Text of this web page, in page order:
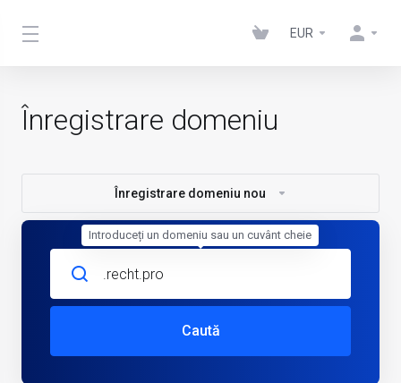
EUR
Înregistrare domeniu
Înregistrare domeniu nou
Caută
Introduceți un domeniu sau un cuvânt cheie